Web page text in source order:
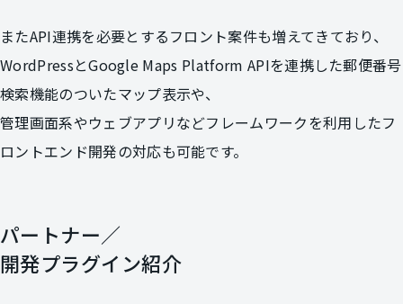
またAPI連携を必要とするフロント案件も増えてきており、
WordPressとGoogle Maps Platform APIを連携した郵便番号
検索機能のついたマップ表示や、
管理画面系やウェブアプリなどフレームワークを利用したフ
ロントエンド開発の対応も可能です。
パートナー／
開発プラグイン紹介